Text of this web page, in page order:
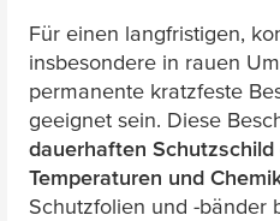
Für einen langfristigen,
insbesondere in rauen
permanente kratzfeste
geeignet sein. Diese
dauerhaften
Temperaturen und
Schutzfolien und -bänder